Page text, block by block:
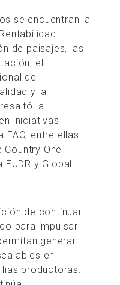
se encuentran la
de paisajes, las
el
de
y la
la
iniciativas
FAO, entre ellas
Country One
y Global
de continuar
para impulsar
generar
en
productoras.